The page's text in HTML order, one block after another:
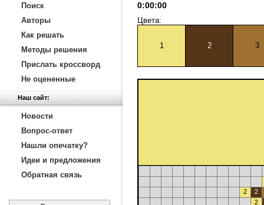
Поиск
Авторы
Как решать
Методы решения
Прислать кроссворд
Не оцененные
Наш сайт:
Новости
Вопрос-ответ
Нашли опечатку?
Идеи и предложения
Обратная связь
0:00:00
Цвета:
1 2 3
2
2
2